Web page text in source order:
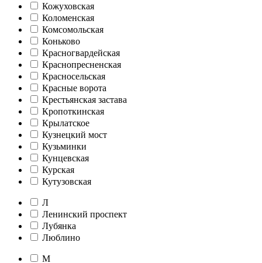
Кожуховская
Коломенская
Комсомольская
Коньково
Красногвардейская
Краснопресненская
Красносельская
Красные ворота
Крестьянская застава
Кропоткинская
Крылатское
Кузнецкий мост
Кузьминки
Кунцевская
Курская
Кутузовская
Л
Ленинский проспект
Лубянка
Люблино
М